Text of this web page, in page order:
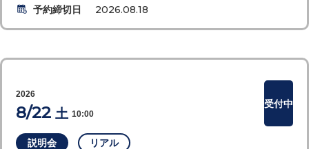
予約締切日
2026.08.18
説明会 リアル
2026
8/22 土 10:00
受付中